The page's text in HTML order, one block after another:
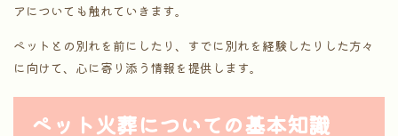
アについても触れていきます。
ペットとの別れを前にしたり、すでに別れを経験したりした方々
に向けて、心に寄り添う情報を提供します。
ペット火葬についての基本知識